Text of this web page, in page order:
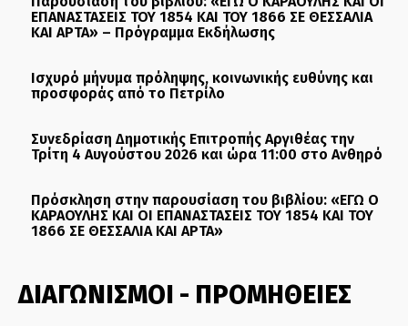
ΕΠΑΝΑΣΤΑΣΕΙΣ ΤΟΥ 1854 ΚΑΙ ΤΟΥ 1866 ΣΕ ΘΕΣΣΑΛΙΑ
ΚΑΙ ΑΡΤΑ» – Πρόγραμμα Εκδήλωσης
Ισχυρό μήνυμα πρόληψης, κοινωνικής ευθύνης και
προσφοράς από το Πετρίλο
Συνεδρίαση Δημοτικής Επιτροπής Αργιθέας την
Τρίτη 4 Αυγούστου 2026 και ώρα 11:00 στο Ανθηρό
Πρόσκληση στην παρουσίαση του βιβλίου: «ΕΓΩ Ο
ΚΑΡΑΟΥΛΗΣ ΚΑΙ ΟΙ ΕΠΑΝΑΣΤΑΣΕΙΣ ΤΟΥ 1854 ΚΑΙ ΤΟΥ
1866 ΣΕ ΘΕΣΣΑΛΙΑ ΚΑΙ ΑΡΤΑ»
ΔΙΑΓΩΝΙΣΜΟΙ - ΠΡΟΜΗΘΕΙΕΣ